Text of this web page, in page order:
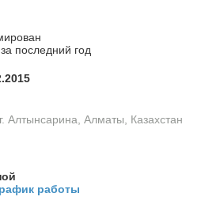
последний год
Алтынсарина, Алматы, Казахстан
работы